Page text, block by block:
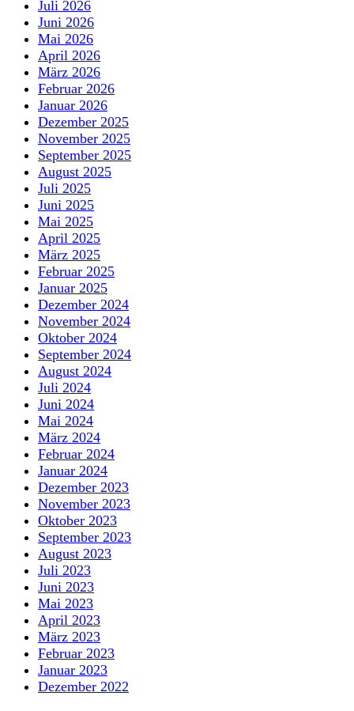
Juli 2026
Juni 2026
Mai 2026
April 2026
März 2026
Februar 2026
Januar 2026
Dezember 2025
November 2025
September 2025
August 2025
Juli 2025
Juni 2025
Mai 2025
April 2025
März 2025
Februar 2025
Januar 2025
Dezember 2024
November 2024
Oktober 2024
September 2024
August 2024
Juli 2024
Juni 2024
Mai 2024
März 2024
Februar 2024
Januar 2024
Dezember 2023
November 2023
Oktober 2023
September 2023
August 2023
Juli 2023
Juni 2023
Mai 2023
April 2023
März 2023
Februar 2023
Januar 2023
Dezember 2022